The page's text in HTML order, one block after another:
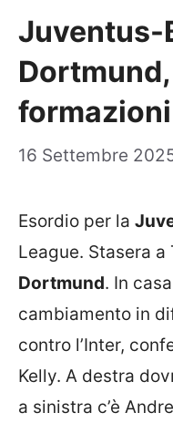
Juventus-
formazioni
16 Settembre
Esordio per la
League. Stasera a
Dortmund. In
cambiamento in
contro l’Inter,
Kelly. A destra
a sinistra c’è